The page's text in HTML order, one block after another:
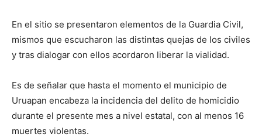
En el sitio se presentaron elementos de la Guardia Civil,
mismos que escucharon las distintas quejas de los civiles
y tras dialogar con ellos acordaron liberar la vialidad.
Es de señalar que hasta el momento el municipio de
Uruapan encabeza la incidencia del delito de homicidio
durante el presente mes a nivel estatal, con al menos 16
muertes violentas.